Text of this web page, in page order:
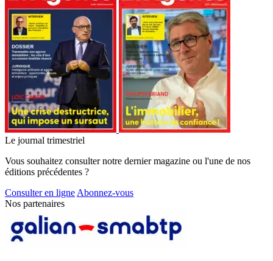
Le journal trimestriel
Vous souhaitez consulter notre dernier magazine ou l'une de nos
éditions précédentes ?
Consulter en ligne Abonnez-vous
Nos partenaires